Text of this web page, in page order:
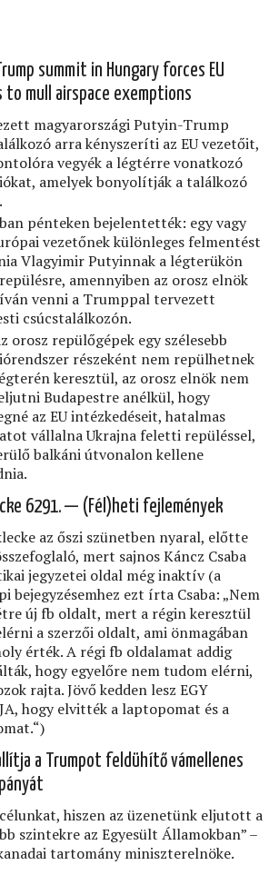
summit in Hungary forces EU
to mull airspace exemptions
magyarországi Putyin-Trump
arra kényszeríti az EU vezetőit,
vegyék a légtérre vonatkozó
amelyek bonyolítják a találkozó
pénteken bejelentették: egy vagy
vezetőnek különleges felmentést
Vlagyimir Putyinnak a légterükön
amennyiben az orosz elnök
venni a Trumppal tervezett
csúcstalálkozón.
orosz repülőgépek egy szélesebb
részeként nem repülhetnek
keresztül, az orosz elnök nem
Budapestre anélkül, hogy
az EU intézkedéseit, hatalmas
vállalna Ukrajna feletti repüléssel,
balkáni útvonalon kellene
6291. — (Fél)heti fejlemények
az őszi szünetben nyaral, előtte
mert sajnos Káncz Csaba
jegyzetei oldal még inaktív (a
bejegyzésemhez ezt írta Csaba: „Nem
új fb oldalt, mert a régin keresztül
a szerzői oldalt, ami önmagában
érték. A régi fb oldalamat addig
hogy egyelőre nem tudom elérni,
rajta. Jövő kedden lesz EGY
hogy elvitték a laptopomat és a
a Trumpot feldühítő vámellenes
hiszen az üzenetünk eljutott a
szintekre az Egyesült Államokban” –
tartomány miniszterelnöke.